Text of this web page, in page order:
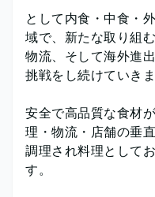
として内食・中食・
域で、新たな取り組
物流、そして海外進
挑戦をし続けていきま
安全で高品質な食材
理・物流・店舗の垂
調理され料理として
す。